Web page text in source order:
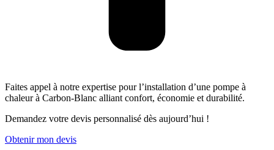
Faites appel à notre expertise pour l’installation d’une pompe à
chaleur à Carbon-Blanc alliant confort, économie et durabilité.
Demandez votre devis personnalisé dès aujourd’hui !
Obtenir mon devis